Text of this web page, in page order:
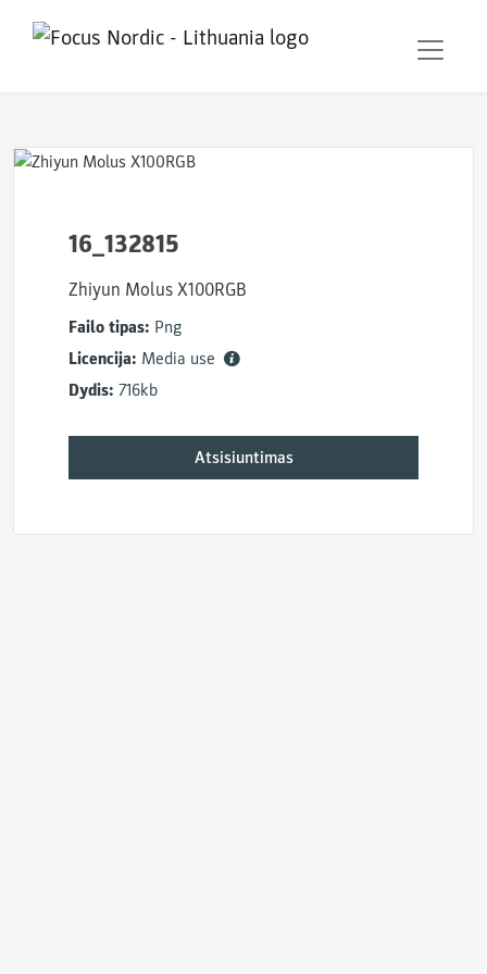
16_132815
Zhiyun Molus X100RGB
Failo tipas: Png
Licencija: Media use
Dydis: 716kb
Atsisiuntimas